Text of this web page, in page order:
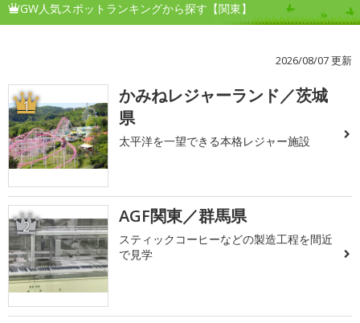
GW人気スポットランキングから探す【関東】
2026/08/07 更新
1
かみねレジャーランド／茨城
県
太平洋を一望できる本格レジャー施設
2 AGF関東／群馬県
スティックコーヒーなどの製造工程を間近
で見学